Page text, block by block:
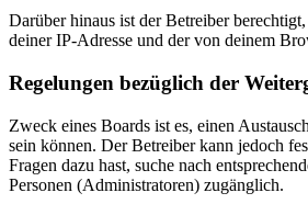
Darüber hinaus ist der Betreiber
deiner IP-Adresse und der von deinem
Regelungen bezüglich der
Zweck eines Boards ist es, einen
sein können. Der Betreiber kann jedoch
Fragen dazu hast, suche nach
Personen (Administratoren) zugänglich.